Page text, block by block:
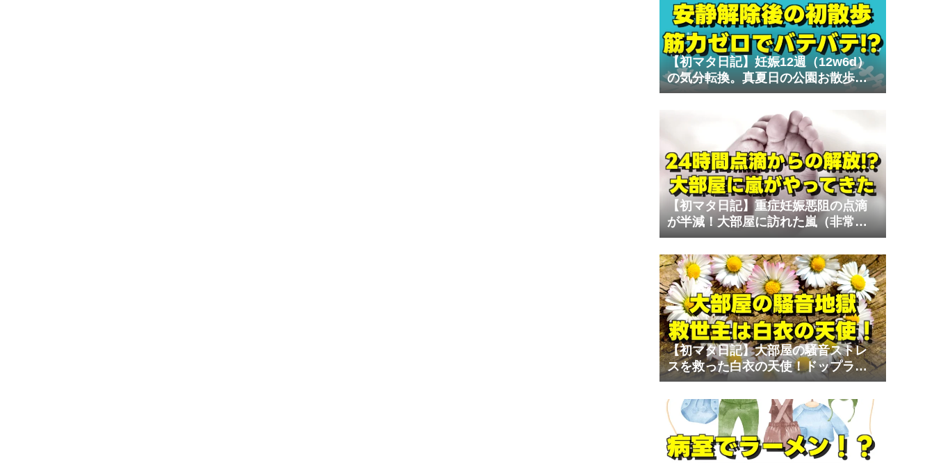
【初マタ日記】妊娠12週（12w6d）
の気分転換。真夏日の公園お散歩で
気づいた体力不足
【初マタ日記】重症妊娠悪阻の点滴
が半減！大部屋に訪れた嵐（非常識
な家族）と退院のリアル
【初マタ日記】大部屋の騒音ストレ
スを救った白衣の天使！ドップラー
心音計の至福